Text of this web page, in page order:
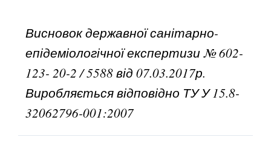
Висновок державної санітарно-
епідеміологічної експертизи № 602-
123- 20-2 / 5588 від 07.03.2017р.
Виробляється відповідно ТУ У 15.8-
32062796-001:2007